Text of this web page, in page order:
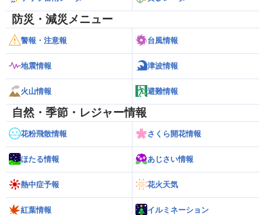
防災・減災メニュー
警報・注意報 台風情報
地震情報 津波情報
火山情報 避難情報
自然・季節・レジャー情報
花粉飛散情報 さくら開花情報
ほたる情報 あじさい情報
熱中症予報 花火天気
紅葉情報 イルミネーション